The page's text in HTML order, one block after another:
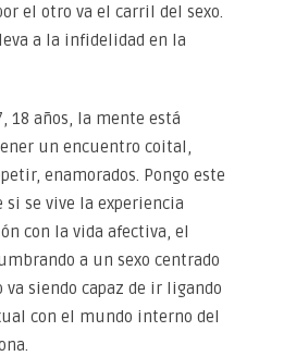
el otro va el carril del sexo.
a la infidelidad en la
18 años, la mente está
un encuentro coital,
enamorados. Pongo este
se vive la experiencia
con la vida afectiva, el
a un sexo centrado
va siendo capaz de ir ligando
con el mundo interno del